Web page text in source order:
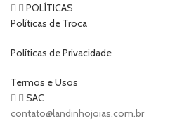
POLÍTICAS
Políticas de Troca
Políticas de Privacidade
Termos e Usos
SAC
contato@landinhojoias.com.br